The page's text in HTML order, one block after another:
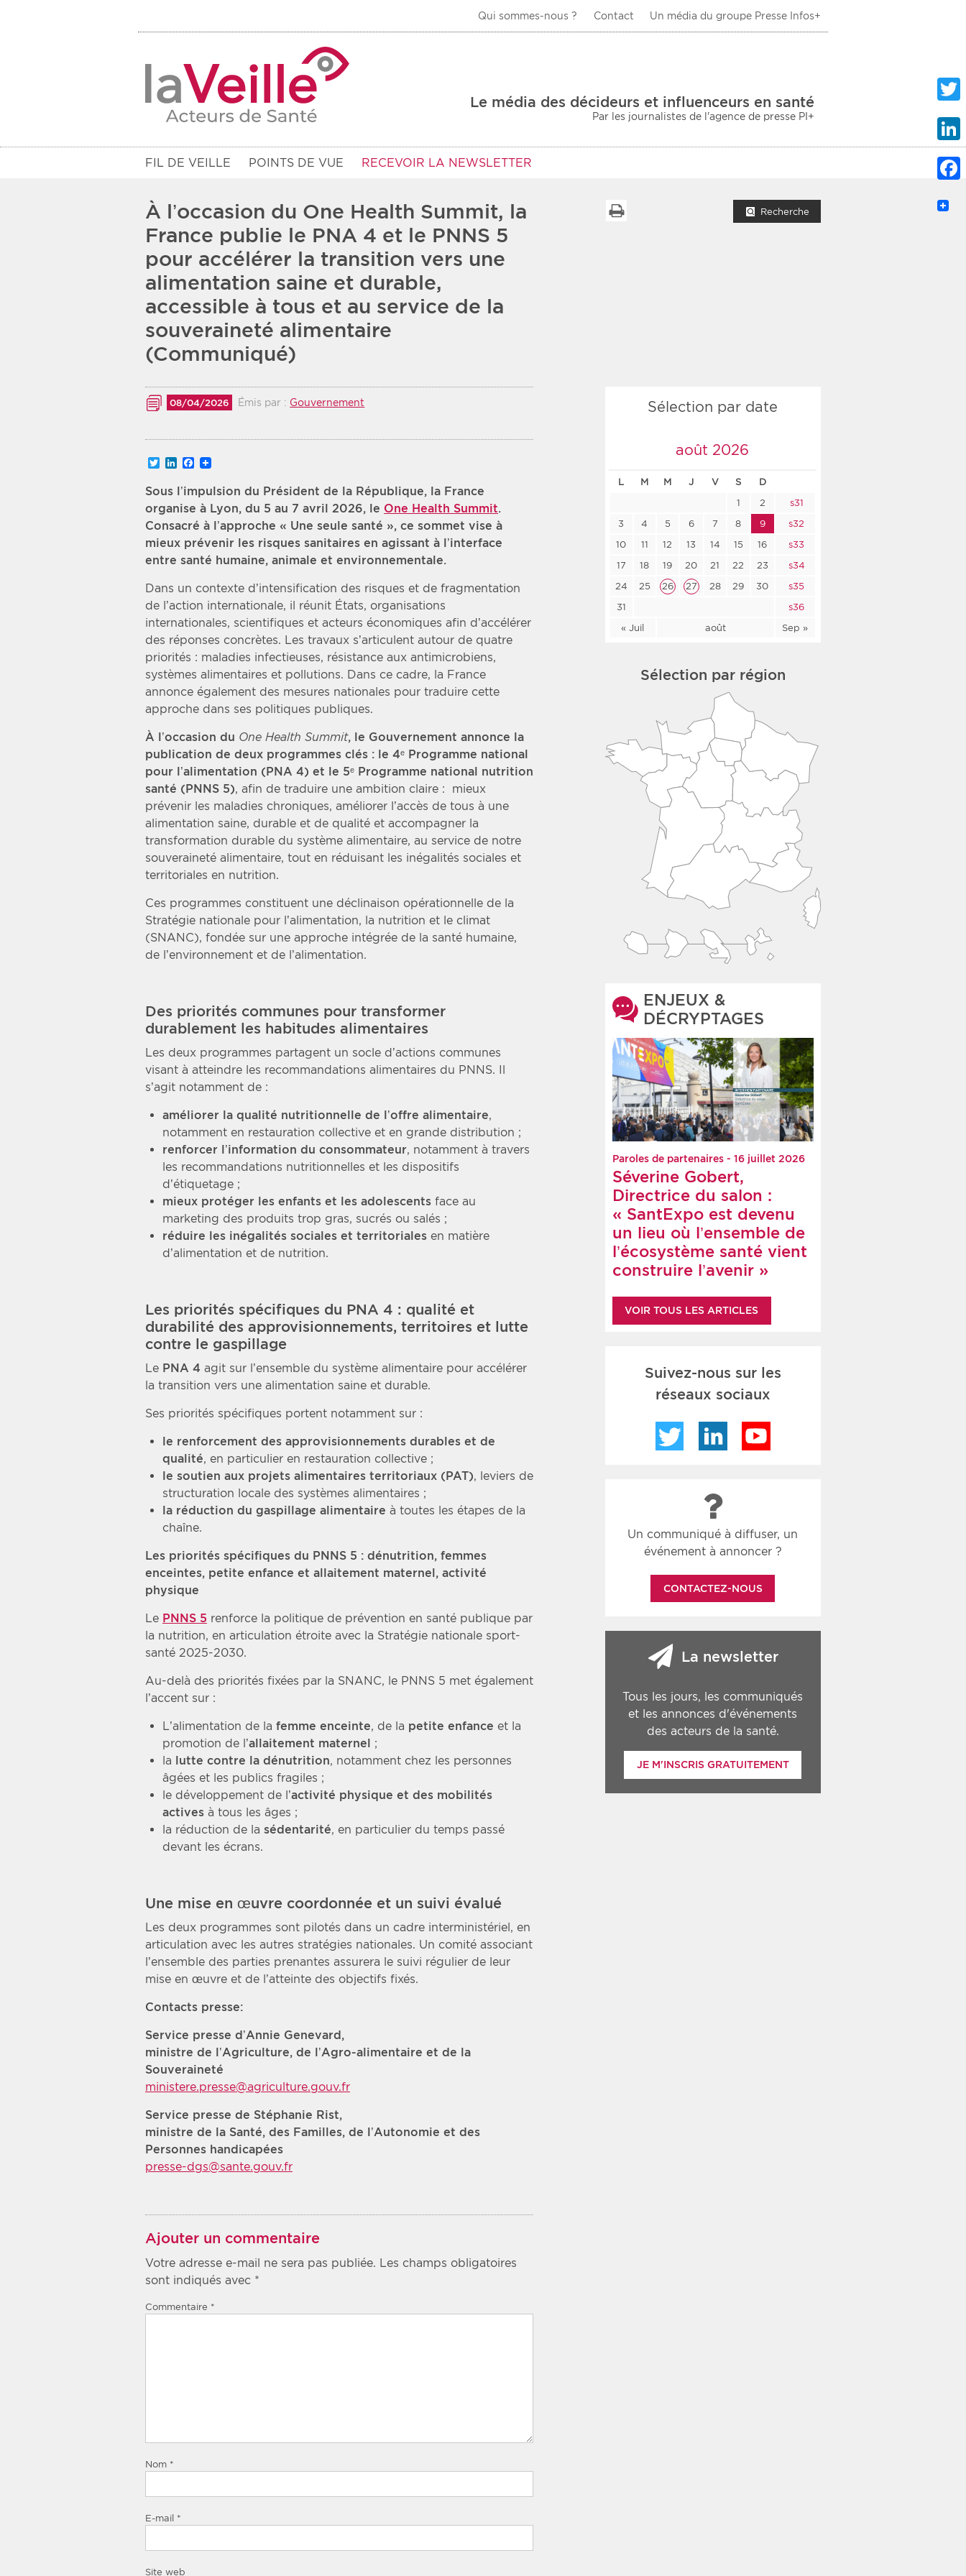
Qui sommes-nous ? Contact Un média du groupe Presse Infos+
Le média des décideurs et influenceurs en santé
Par les journalistes de l'agence de presse PI+
FIL DE VEILLE POINTS DE VUE RECEVOIR LA NEWSLETTER
Filtres
Rendez-vous des 7 prochains jours
Communiqués des 10 derniers jours
Recherche par mots clés
Type d'information
Rendez-vous
Communiqués
Zone géographique
À l’occasion du One Health Summit, la
France publie le PNA 4 et le PNNS 5
pour accélérer la transition vers une
alimentation saine et durable,
accessible à tous et au service de la
souveraineté alimentaire
(Communiqué)
Recherche
08/04/2026 Émis par : Gouvernement
TwitterLinkedInFacebook
Sous l’impulsion du Président de la République, la France
organise à Lyon, du 5 au 7 avril 2026, le One Health Summit.
Consacré à l’approche « Une seule santé », ce sommet vise à
mieux prévenir les risques sanitaires en agissant à l’interface
entre santé humaine, animale et environnementale.
Dans un contexte d’intensification des risques et de fragmentation
de l’action internationale, il réunit États, organisations
internationales, scientifiques et acteurs économiques afin d’accélérer
des réponses concrètes. Les travaux s’articulent autour de quatre
priorités : maladies infectieuses, résistance aux antimicrobiens,
systèmes alimentaires et pollutions. Dans ce cadre, la France
annonce également des mesures nationales pour traduire cette
approche dans ses politiques publiques.
À l’occasion du One Health Summit, le Gouvernement annonce la
publication de deux programmes clés : le 4ᵉ Programme national
pour l’alimentation (PNA 4) et le 5ᵉ Programme national nutrition
santé (PNNS 5), afin de traduire une ambition claire : mieux
prévenir les maladies chroniques, améliorer l’accès de tous à une
alimentation saine, durable et de qualité et accompagner la
transformation durable du système alimentaire, au service de notre
souveraineté alimentaire, tout en réduisant les inégalités sociales et
territoriales en nutrition.
Ces programmes constituent une déclinaison opérationnelle de la
Stratégie nationale pour l’alimentation, la nutrition et le climat
(SNANC), fondée sur une approche intégrée de la santé humaine,
de l’environnement et de l’alimentation.
Des priorités communes pour transformer
durablement les habitudes alimentaires
Les deux programmes partagent un socle d’actions communes
visant à atteindre les recommandations alimentaires du PNNS. Il
s’agit notamment de :
améliorer la qualité nutritionnelle de l’offre alimentaire,
notamment en restauration collective et en grande distribution ;
renforcer l’information du consommateur, notamment à travers
les recommandations nutritionnelles et les dispositifs
d’étiquetage ;
mieux protéger les enfants et les adolescents face au
marketing des produits trop gras, sucrés ou salés ;
réduire les inégalités sociales et territoriales en matière
d’alimentation et de nutrition.
Les priorités spécifiques du PNA 4 : qualité et
durabilité des approvisionnements, territoires et lutte
contre le gaspillage
Le PNA 4 agit sur l’ensemble du système alimentaire pour accélérer
la transition vers une alimentation saine et durable.
Ses priorités spécifiques portent notamment sur :
le renforcement des approvisionnements durables et de
qualité, en particulier en restauration collective ;
le soutien aux projets alimentaires territoriaux (PAT), leviers de
structuration locale des systèmes alimentaires ;
la réduction du gaspillage alimentaire à toutes les étapes de la
chaîne.
Les priorités spécifiques du PNNS 5 : dénutrition, femmes
enceintes, petite enfance et allaitement maternel, activité
physique
Le PNNS 5 renforce la politique de prévention en santé publique par
la nutrition, en articulation étroite avec la Stratégie nationale sport-
santé 2025-2030.
Au-delà des priorités fixées par la SNANC, le PNNS 5 met également
l’accent sur :
L’alimentation de la femme enceinte, de la petite enfance et la
promotion de l’allaitement maternel
;
la
lutte contre la dénutrition, notamment chez les personnes
âgées et les publics fragiles ;
le développement de l’activité physique et des mobilités
actives à tous les âges ;
la réduction de la sédentarité, en particulier du temps passé
devant les écrans.
Une mise en œuvre coordonnée et un suivi évalué
Les deux programmes sont pilotés dans un cadre interministériel, en
articulation avec les autres stratégies nationales. Un comité associant
l’ensemble des parties prenantes assurera le suivi régulier de leur
mise en œuvre et de l’atteinte des objectifs fixés.
Contacts presse:
Service presse d’Annie Genevard,
ministre de l’Agriculture, de l’Agro-alimentaire et de la
Souveraineté
ministere.presse@agriculture.gouv.fr
Service presse de Stéphanie Rist,
ministre de la Santé, des Familles, de l’Autonomie et des
Personnes handicapées
presse-dgs@sante.gouv.fr
Ajouter un commentaire
Votre adresse e-mail ne sera pas publiée. Les champs obligatoires
sont indiqués avec *
Commentaire *
Nom *
E-mail *
Site web
Sélection par date
août 2026
L M M J V S D
« Juil août Sep »
1 2
s31
3
4 5 6 7 8 9
s32
10
11 12 13 14 15 16
s33
17
18 19 20 21 22 23
s34
24
25 26 27 28 29 30
s35
31
s36
Sélection par région
ENJEUX &
DÉCRYPTAGES
Paroles de partenaires - 16 juillet 2026
Séverine Gobert,
Directrice du salon :
« SantExpo est devenu
un lieu où l’ensemble de
l’écosystème santé vient
construire l’avenir »
VOIR TOUS LES ARTICLES
Suivez-nous sur les
réseaux sociaux
Twitter LinkedIn
Un communiqué à diffuser, un
événement à annoncer ?
CONTACTEZ-NOUS
La newsletter
Tous les jours, les communiqués
et les annonces d'événements
des acteurs de la santé.
JE M'INSCRIS GRATUITEMENT